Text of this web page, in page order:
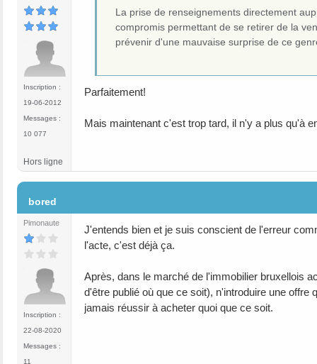
Inscription :
19-06-2012
Messages :
10 077
La prise de renseignements directement
compromis permettant de se retirer de la
prévenir d'une mauvaise surprise de ce
Parfaitement!
Mais maintenant c'est trop tard, il n'y a plus qu'à
Hors ligne
bored
Pimonaute
Inscription :
22-08-2020
Messages :
11
J'entends bien et je suis conscient de l'erreur
l'acte, c'est déjà ça.
Après, dans le marché de l'immobilier bruxellois
d'être publié où que ce soit), n'introduire une
jamais réussir à acheter quoi que ce soit.